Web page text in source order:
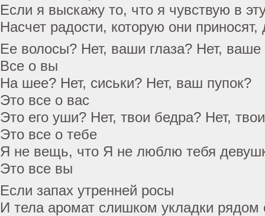
Если я выскажу то, что я чувствую в
Насчет радости, которую они приносят,
Ее волосы? Нет, ваши глаза? Нет, ваше
Все о вы
На шее? Нет, сиськи? Нет, ваш пупок?
Это все о вас
Это его уши? Нет, твои бедра? Нет,
Это все о тебе
Я не вещь, что Я не люблю тебя
Это все вы
Если запах утренней росы
И тела аромат слишком укладки рядом